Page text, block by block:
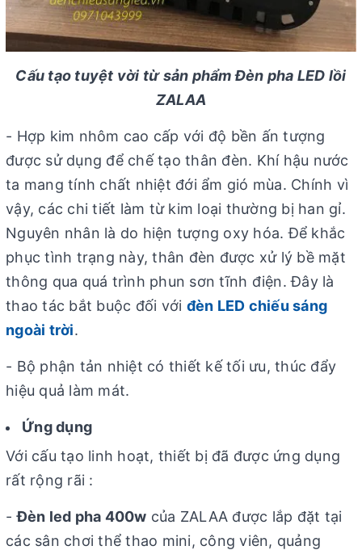
Cấu tạo tuyệt vời từ sản phẩm Đèn pha LED lồi
ZALAA
- Hợp kim nhôm cao cấp với độ bền ấn tượng
được sử dụng để chế tạo thân đèn. Khí hậu nước
ta mang tính chất nhiệt đới ẩm gió mùa. Chính vì
vậy, các chi tiết làm từ kim loại thường bị han gỉ.
Nguyên nhân là do hiện tượng oxy hóa. Để khắc
phục tình trạng này, thân đèn được xử lý bề mặt
thông qua quá trình phun sơn tĩnh điện. Đây là
thao tác bắt buộc đối với đèn LED chiếu sáng
ngoài trời.
- Bộ phận tản nhiệt có thiết kế tối ưu, thúc đẩy
hiệu quả làm mát.
Ứng dụng
Với cấu tạo linh hoạt, thiết bị đã được ứng dụng
rất rộng rãi :
-Đèn led pha 400w của ZALAA được lắp đặt tại
các sân chơi thể thao mini, công viên, quảng